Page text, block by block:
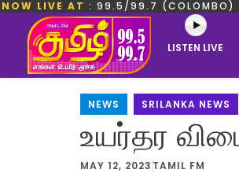
NOW LIVE AT : 99.5/99.7 (COLOMBO) |
LISTEN LIVE
NEWS SRILANKA NEWS
உயர்தர
MAY 12, 2023 TAMIL FM